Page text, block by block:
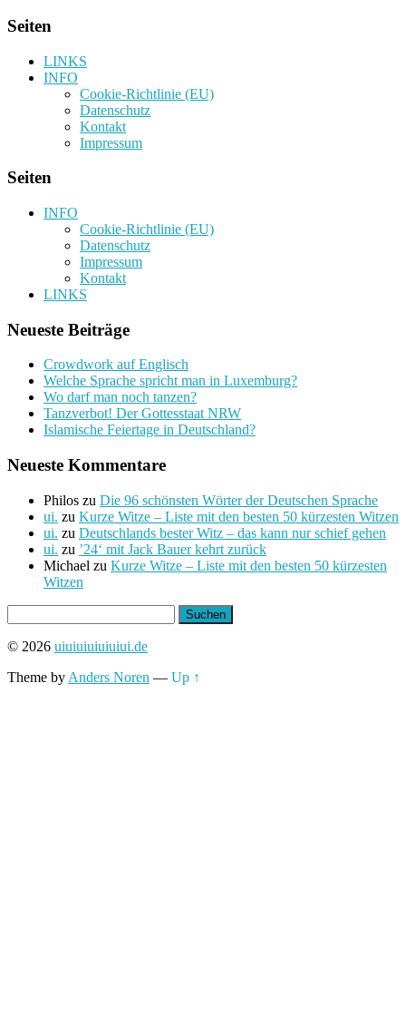
Seiten
LINKS
INFO
Cookie-Richtlinie (EU)
Datenschutz
Kontakt
Impressum
Seiten
INFO
Cookie-Richtlinie (EU)
Datenschutz
Impressum
Kontakt
LINKS
Neueste Beiträge
Crowdwork auf Englisch
Welche Sprache spricht man in Luxemburg?
Wo darf man noch tanzen?
Tanzverbot! Der Gottesstaat NRW
Islamische Feiertage in Deutschland?
Neueste Kommentare
Philos zu Die 96 schönsten Wörter der Deutschen Sprache
ui. zu Kurze Witze – Liste mit den besten 50 kürzesten Witzen
ui. zu Deutschlands bester Witz – das kann nur schief gehen
ui. zu ’24‘ mit Jack Bauer kehrt zurück
Michael zu Kurze Witze – Liste mit den besten 50 kürzesten
Witzen
nach:
© 2026 uiuiuiuiuiuiui.de
Theme by Anders Noren — Up ↑